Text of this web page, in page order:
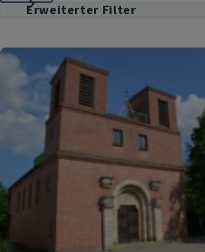
Erweiterter Filter